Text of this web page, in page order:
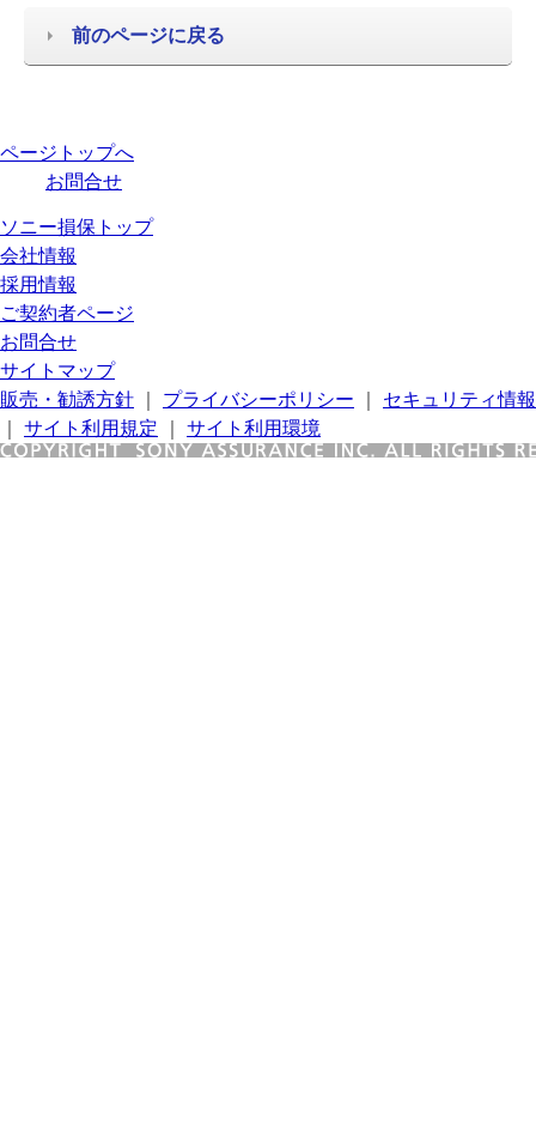
前のページに戻る
ページトップへ
お問合せ
ソニー損保トップ
会社情報
採用情報
ご契約者ページ
お問合せ
サイトマップ
販売・勧誘方針
プライバシーポリシー
セキュリティ情報
サイト利用規定 サイト利用環境